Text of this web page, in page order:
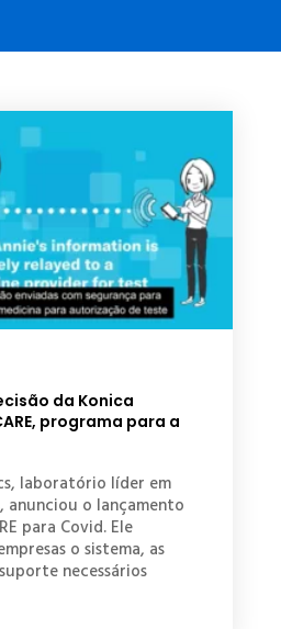
da Konica
programa para a
laboratório líder em
anunciou o lançamento
para Covid. Ele
o sistema, as
necessários